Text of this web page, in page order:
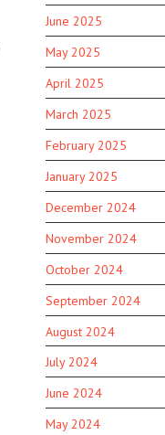
June 2025
May 2025
April 2025
March 2025
February 2025
January 2025
December 2024
November 2024
October 2024
September 2024
August 2024
July 2024
June 2024
May 2024